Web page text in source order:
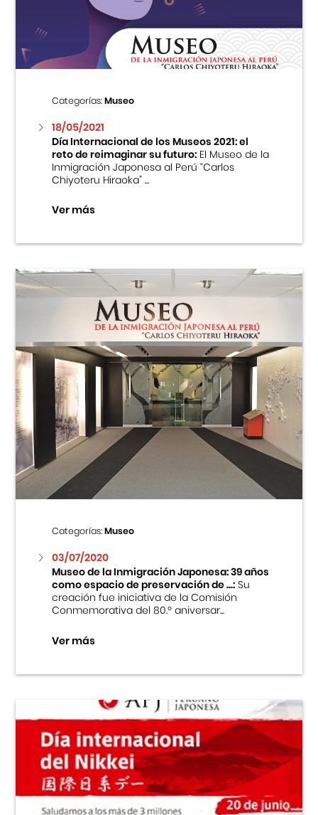
Centro Cultural Peruano Japonés
Cursos
Museo de la Inmigración Japonesa
Fondo Editorial
Teatro Peruano Japonés
Categorías:Museo
18/05/2021
Día Internacional de los Museos 2021: el
reto de reimaginar su futuro:El Museo de la
Inmigración Japonesa al Perú “Carlos
Chiyoteru Hiraoka” ...
Ver más
Categorías:Museo
03/07/2020
Museo de la Inmigración Japonesa: 39 años
como espacio de preservación de ...:Su
creación fue iniciativa de la Comisión
Conmemorativa del 80.º aniversar...
Ver más